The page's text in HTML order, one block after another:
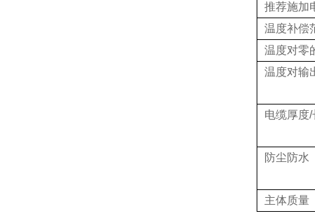
推荐施加
温度补偿
温度对零
温度对输
电缆厚度/
防尘防水
主体质量